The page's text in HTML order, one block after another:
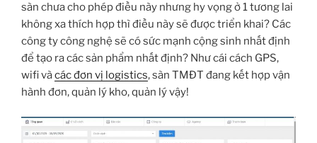
sàn chưa cho phép điều này nhưng hy vọng ở 1 tương lai
không xa thích hợp thì điều này sẽ được triển khai? Các
công ty công nghệ sẽ có sức mạnh cộng sinh nhất định
để tạo ra các sản phẩm nhất định? Như cái cách GPS,
wifi vàcác đơn vị logistics, sàn TMĐT đang kết hợp vận
hành đơn, quản lý kho, quản lý vậy!